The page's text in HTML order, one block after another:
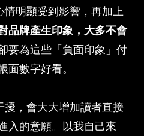
明顯受到影響，再加上
品牌產生印象，大多不會
要為這些「負面印象」付
面數字好看。
擾，會大大增加讀者直接
入的意願。以我自己來